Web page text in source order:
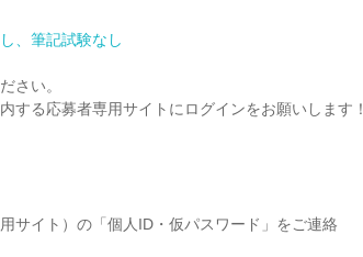
、筆記試験なし
さい。
する応募者専用サイトにログインをお願いします！
サイト）の「個人ID・仮パスワード」をご連絡